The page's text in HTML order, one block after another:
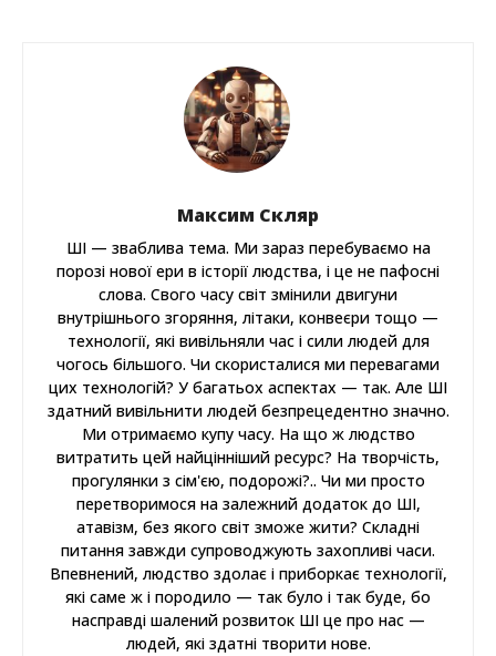
Максим Скляр
ШІ — зваблива тема. Ми зараз перебуваємо на
порозі нової ери в історії людства, і це не пафосні
слова. Свого часу світ змінили двигуни
внутрішнього згоряння, літаки, конвеєри тощо —
технології, які вивільняли час і сили людей для
чогось більшого. Чи скористалися ми перевагами
цих технологій? У багатьох аспектах — так. Але ШІ
здатний вивільнити людей безпрецедентно значно.
Ми отримаємо купу часу. На що ж людство
витратить цей найцінніший ресурс? На творчість,
прогулянки з сім'єю, подорожі?.. Чи ми просто
перетворимося на залежний додаток до ШІ,
атавізм, без якого світ зможе жити? Складні
питання завжди супроводжують захопливі часи.
Впевнений, людство здолає і приборкає технології,
які саме ж і породило — так було і так буде, бо
насправді шалений розвиток ШІ це про нас —
людей, які здатні творити нове.